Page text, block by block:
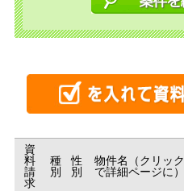
資
料
請
求
種
別
性
別
物件名（クリック
で詳細ページに）